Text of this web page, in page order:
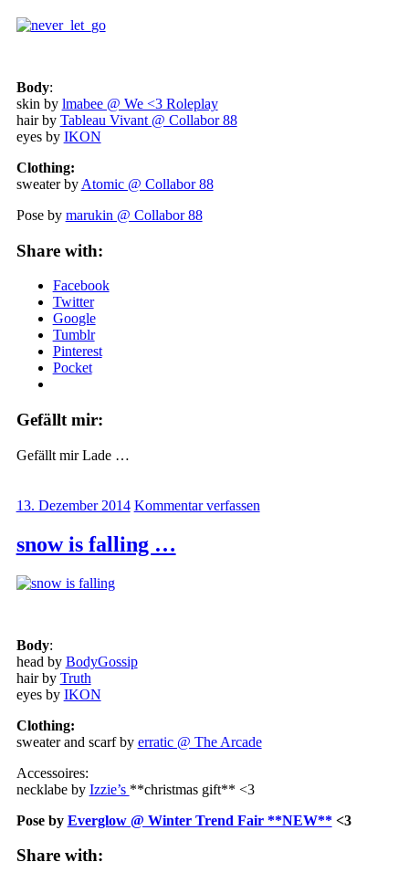
Body:
skin by lmabee @ We <3 Roleplay
hair by Tableau Vivant @ Collabor 88
eyes by IKON
Clothing:
sweater by Atomic @ Collabor 88
Pose by marukin @ Collabor 88
Share with:
Facebook
Twitter
Google
Tumblr
Pinterest
Pocket
Gefällt mir:
Gefällt mir Lade …
13. Dezember 2014 Kommentar verfassen
snow is falling …
Body:
head by BodyGossip
hair by Truth
eyes by IKON
Clothing:
sweater and scarf by erratic @ The Arcade
Accessoires:
necklabe by Izzie’s **christmas gift** <3
Pose by Everglow @ Winter Trend Fair **NEW**<3
Share with: